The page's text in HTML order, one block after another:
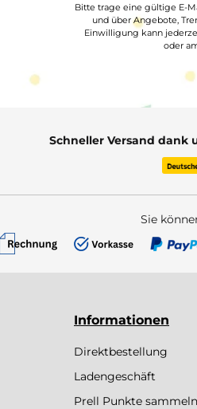
Bitte trage eine gültige E-
und über Angebote,
Einwilligung kann
oder
Schneller Versand dank
Sie
Informationen
Direktbestellung
Ladengeschäft
Prell Punkte sammeln